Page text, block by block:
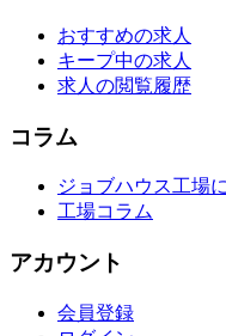
おすすめの求人
キープ中の求人
求人の閲覧履歴
コラム
ジョブハウス工場
工場コラム
アカウント
会員登録